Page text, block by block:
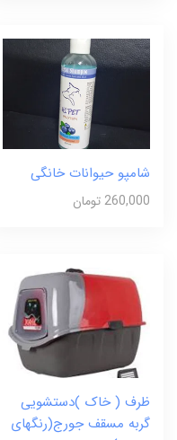
شامپو حیوانات خانگی
260,000 تومان
ظرف ( خاک )دستشویی
گربه مسقف جورج(رنگهای